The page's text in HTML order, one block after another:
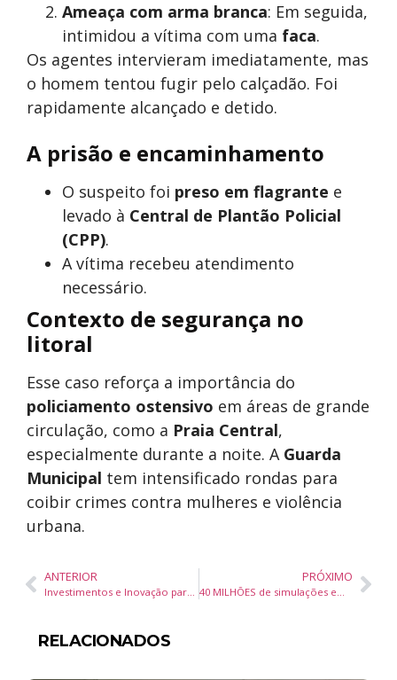
Ameaça com arma branca: Em seguida,
intimidou a vítima com uma faca.
Os agentes intervieram imediatamente, mas
o homem tentou fugir pelo calçadão. Foi
rapidamente alcançado e detido.
A prisão e encaminhamento
O suspeito foi preso em flagrante e
levado à Central de Plantão Policial
(CPP).
A vítima recebeu atendimento
necessário.
Contexto de segurança no
litoral
Esse caso reforça a importância do
policiamento ostensivo em áreas de grande
circulação, como a Praia Central,
especialmente durante a noite. A Guarda
Municipal tem intensificado rondas para
coibir crimes contra mulheres e violência
urbana.
ANTERIOR
Investimentos e Inovação para Fortalecer a Produção Leiteira em Santa Catarina
PRÓXIMO
40 MILHÕES de simulações em 3 dias – Veja como pegar o seu!
RELACIONADOS